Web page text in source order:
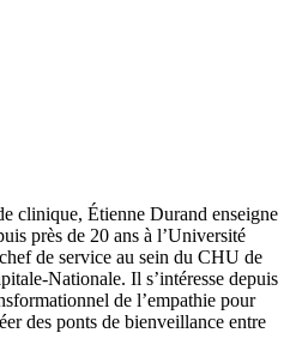
clinique, Étienne Durand enseigne
près de 20 ans à l’Université
de service au sein du CHU de
Nationale. Il s’intéresse depuis
de l’empathie pour
des ponts de bienveillance entre